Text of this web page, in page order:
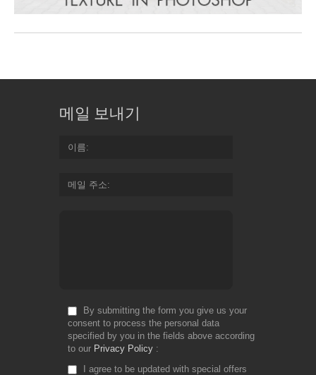
메일 보내기
이름
메일 주소
By submitting the form you give us your
consent to process the personal data
specified by you in the fields above according
to our Privacy Policy
I agree to be updated with special offers